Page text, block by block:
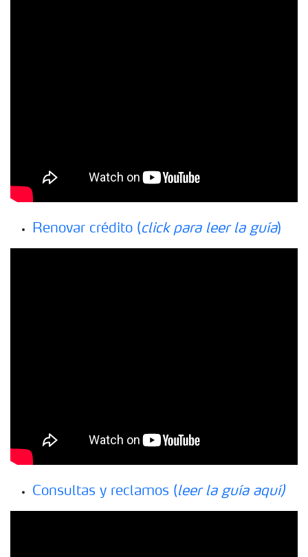
Renovar crédito (click para leer la guía)
Consultas y reclamos (leer la guía aquí)